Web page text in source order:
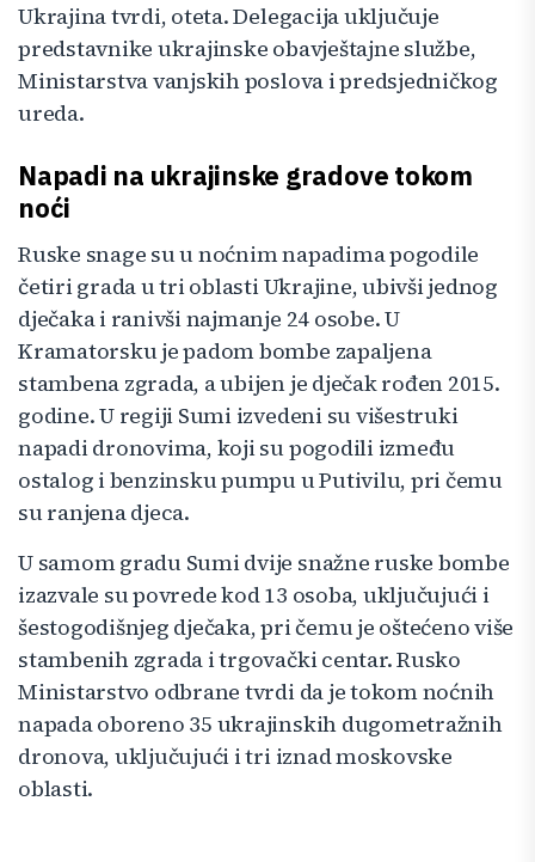
Ukrajina tvrdi, oteta. Delegacija uključuje
predstavnike ukrajinske obavještajne službe,
Ministarstva vanjskih poslova i predsjedničkog
ureda.
Napadi na ukrajinske gradove tokom
noći
Ruske snage su u noćnim napadima pogodile
četiri grada u tri oblasti Ukrajine, ubivši jednog
dječaka i ranivši najmanje 24 osobe. U
Kramatorsku je padom bombe zapaljena
stambena zgrada, a ubijen je dječak rođen 2015.
godine. U regiji Sumi izvedeni su višestruki
napadi dronovima, koji su pogodili između
ostalog i benzinsku pumpu u Putivilu, pri čemu
su ranjena djeca.
U samom gradu Sumi dvije snažne ruske bombe
izazvale su povrede kod 13 osoba, uključujući i
šestogodišnjeg dječaka, pri čemu je oštećeno više
stambenih zgrada i trgovački centar. Rusko
Ministarstvo odbrane tvrdi da je tokom noćnih
napada oboreno 35 ukrajinskih dugometražnih
dronova, uključujući i tri iznad moskovske
oblasti.